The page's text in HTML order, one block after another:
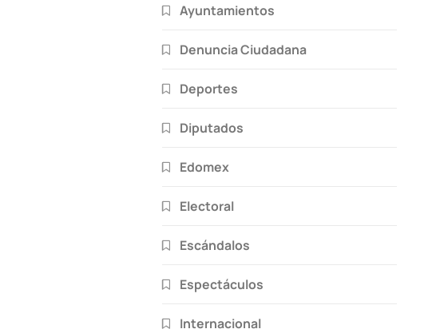
Ayuntamientos
Denuncia Ciudadana
Deportes
Diputados
Edomex
Electoral
Escándalos
Espectáculos
Internacional